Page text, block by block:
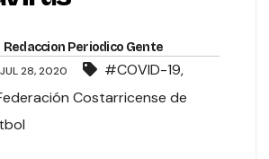
Redaccion Periodico Gente
JUL 28, 2020 #COVID-19,
Costarricense de